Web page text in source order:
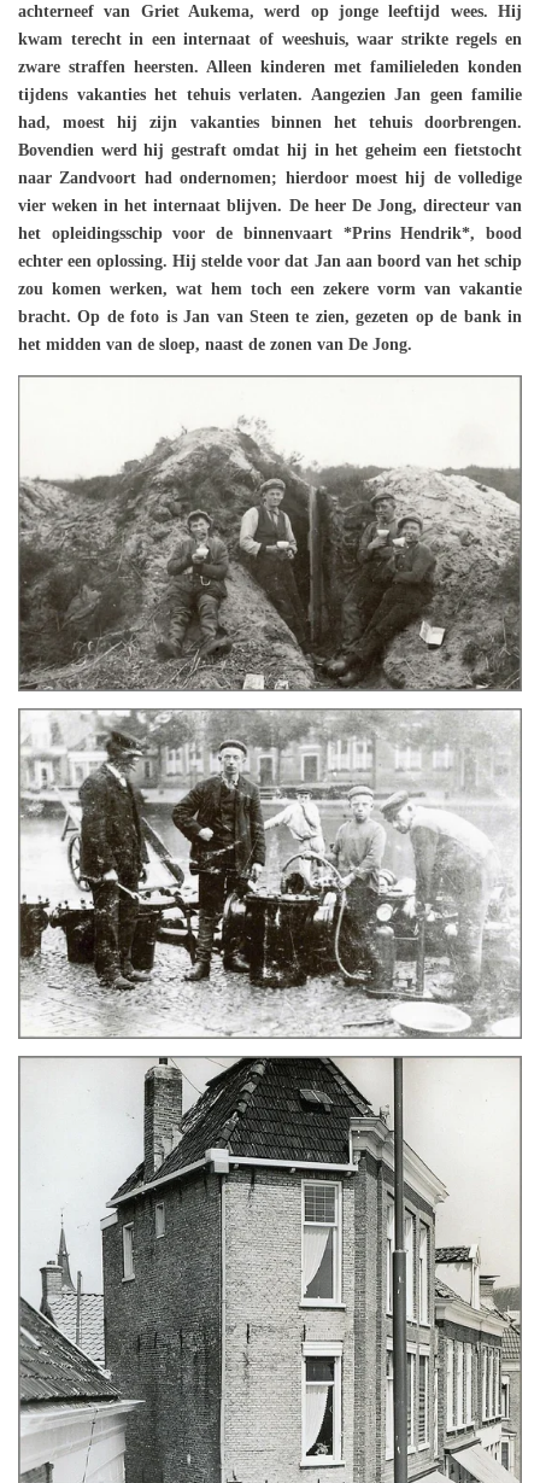
achterneef van Griet Aukema, werd op jonge leeftijd wees. Hij
kwam terecht in een internaat of weeshuis, waar strikte regels en
zware straffen heersten. Alleen kinderen met familieleden konden
tijdens vakanties het tehuis verlaten. Aangezien Jan geen familie
had, moest hij zijn vakanties binnen het tehuis doorbrengen.
Bovendien werd hij gestraft omdat hij in het geheim een fietstocht
naar Zandvoort had ondernomen; hierdoor moest hij de volledige
vier weken in het internaat blijven. De heer De Jong, directeur van
het opleidingsschip voor de binnenvaart *Prins Hendrik*, bood
echter een oplossing. Hij stelde voor dat Jan aan boord van het schip
zou komen werken, wat hem toch een zekere vorm van vakantie
bracht. Op de foto is Jan van Steen te zien, gezeten op de bank in
het midden van de sloep, naast de zonen van De Jong.